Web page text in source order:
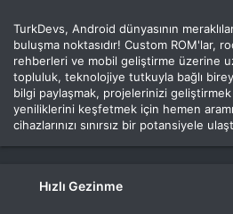
TurkDevs, Android dünyasının
buluşma noktasıdır! Custom ROM'lar,
rehberleri ve mobil geliştirme üzerine
topluluk, teknolojiye tutkuyla bağlı
bilgi paylaşmak, projelerinizi
yeniliklerini keşfetmek için hemen
cihazlarınızı sınırsız bir potansiyele
Hızlı Gezinme